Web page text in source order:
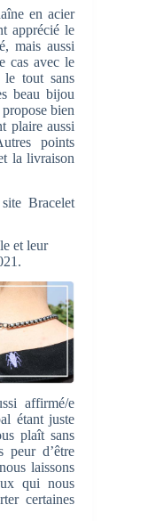
en acier
apprécié le
mais aussi
cas avec le
tout sans
beau bijou
bien
plaire aussi
points
la livraison
Bracelet
et leur
affirmé/e
étant juste
plaît sans
peur d’être
laissons
qui nous
certaines